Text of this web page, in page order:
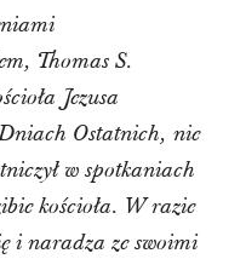
Thomas S.
Jezusa
Ostatnich, nie
w spotkaniach
kościoła. W razie
i naradza ze swoimi